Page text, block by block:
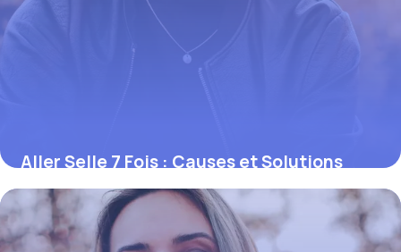
Aller Selle 7 Fois : Causes et Solutions
2026
3 juin 2026